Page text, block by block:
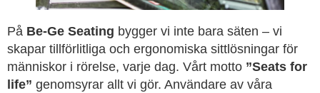
På Be-Ge Seating bygger vi inte bara säten – vi
skapar tillförlitliga och ergonomiska sittlösningar för
människor i rörelse, varje dag. Vårt motto ”Seats for
life” genomsyrar allt vi gör. Användare av våra